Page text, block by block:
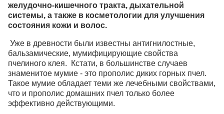
желудочно-кишечного тракта, дыхательной
системы, а также в косметологии для улучшения
состояния кожи и волос.
Уже в древности были известны антигнилостные,
бальзамические, мумифицирующие свойства
пчелиного клея. Кстати, в большинстве случаев
знаменитое мумие - это прополис диких горных пчел.
Такое мумие обладает теми же лечебными свойствами,
что и прополис домашних пчел только более
эффективно действующими.